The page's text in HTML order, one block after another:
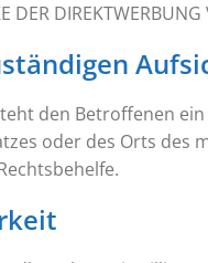
DER
den Betroffenen
oder des Orts